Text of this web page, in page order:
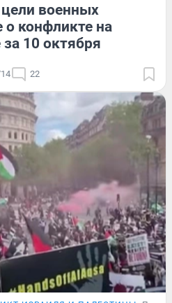
военных
о конфликте на
10 октября
22